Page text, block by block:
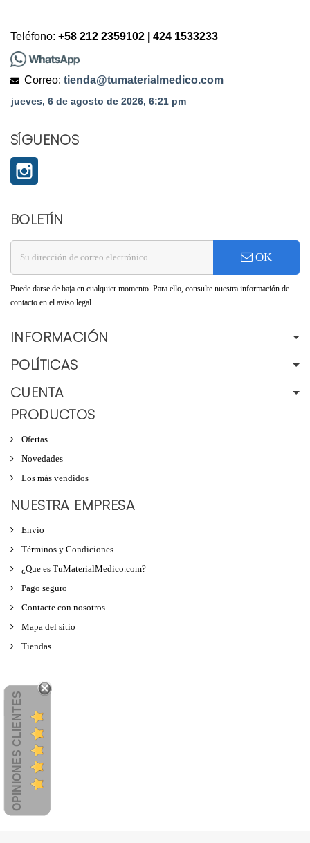
Teléfono: +58 212 2359102 | 424 1533233
Correo: tienda@tumaterialmedico.com
SÍGUENOS
BOLETÍN
OK
Puede darse de baja en cualquier momento. Para ello, consulte nuestra información de
contacto en el aviso legal.
INFORMACIÓN
POLÍTICAS
CUENTA
PRODUCTOS
Ofertas
Novedades
Los más vendidos
NUESTRA EMPRESA
Envío
Términos y Condiciones
¿Que es TuMaterialMedico.com?
Pago seguro
Contacte con nosotros
Mapa del sitio
Tiendas
OPINIONES CLIENTES